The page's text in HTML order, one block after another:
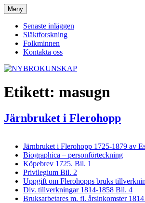
Hoppa
till
innehåll
NYBROKUNSKAP
Meny
Senaste inläggen
Släktforskning
Folkminnen
Kontakta oss
Etikett: masugn
Järnbruket i Flerohopp
Järnbruket i Flerohopp 1725-1879 av
Biographica – personförteckning
Köpebrev 1725. Bil. 1
Privilegium Bil. 2
Uppgift om Flerohopps bruks
Div. tillverkningar 1814-1858 Bil. 4
Bruksarbetares m. fl. årsinkomster